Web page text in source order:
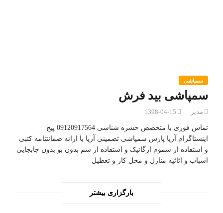
سمپاشی
سمپاشی بید فرش
مدیر 1398-04-15
تماس فوری با متخصص حشره شناسی 09120917564 پیج
اینستاگرام آریا پارس سمپاشی تضمینی آریا با ارائه ضمانتنامه کتبی
و استفاده از سموم ارگانیک و استفاده از سم بدون بو بدون جابجایی
اسباب و اثاثیه منازل و محل کار و تعطیل
بارگزاری بیشتر